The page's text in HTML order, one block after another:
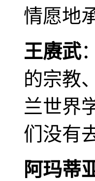
情愿地
王赓武
的宗教
兰世界
们没有
阿玛蒂